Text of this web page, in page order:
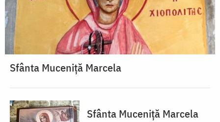
Sfânta Muceniță Marcela
Sfânta Muceniță Marcela